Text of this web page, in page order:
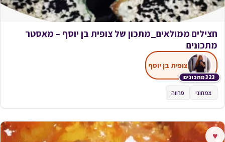
חצילים ממולאים_מתכון של צופית בן יוסף – מאסטר
מתכונים
323 מתכונים
צופית בן יוסף
צמחוני פרווה
♥